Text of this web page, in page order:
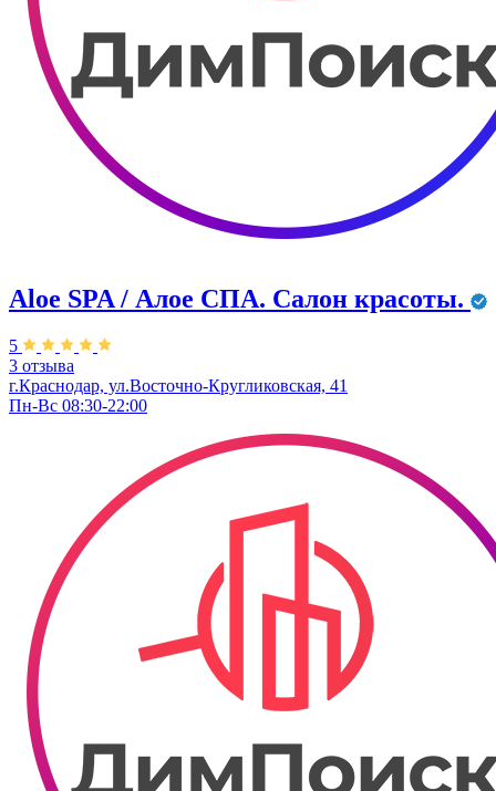
Aloe SPA / Алое СПА. Салон красоты.
5
3 отзыва
г.Краснодар, ул.Восточно-Кругликовская, 41
Пн-Вс 08:30-22:00